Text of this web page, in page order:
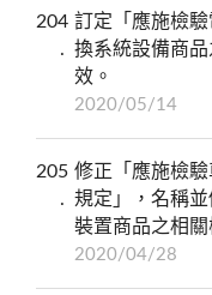
204 訂定「應施檢
換系統設備商
效。
2020/05/14
205 修正「應施檢
規定」，名稱
裝置商品之相
2020/04/28